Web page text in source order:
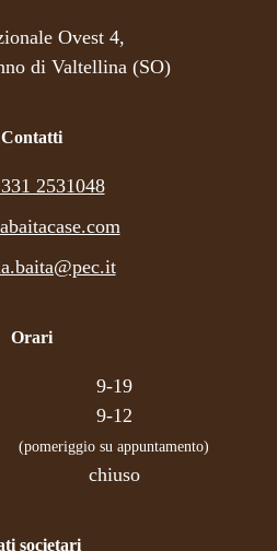
Ovest 4,
di Valtellina (SO)
Contatti
2531048
Orari
9-19
9-12
(pomeriggio su appuntamento)
chiuso
societari